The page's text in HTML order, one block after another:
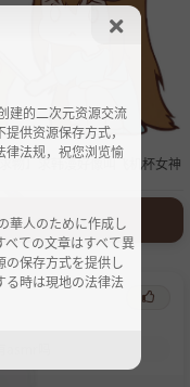
物】求韩漫好像叫飞机杯女神
吗
建的二次元资源交流
供资源保存方式，
律法规，祝您浏览愉
華人のために作成し
ての文章はすべて異
の保存方式を提供し
る時は現地の法律法